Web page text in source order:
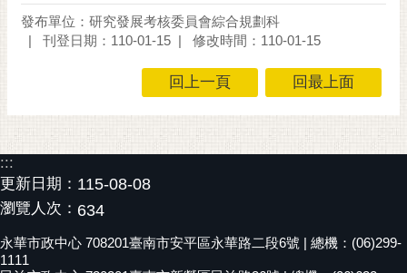
花
泉
網
站
導
覽
訂
發布單位：研究發展考核委員會綜合規劃科
刊登日期：110-01-15
修改時間：110-01-15
回上一頁 回最上面
:::
更新日期： 115-08-08
瀏覽人次： 634
永華市政中心 708201臺南市安平區永華路二段6號 | 總機：(06)299-
1111